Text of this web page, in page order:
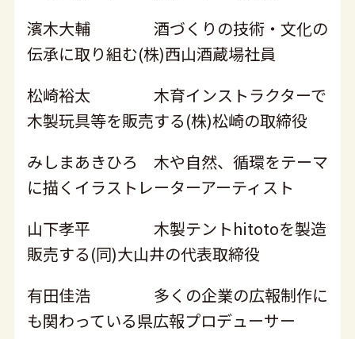
濱木大輔 酒づくりの技術・文化の
伝承に取り組む(株)西山酒蔵場社員
松崎裕太 木育インストラクターで
木製玩具等を販売する(株)松崎の取締役
みしまあきひろ 木や自然、循環をテーマ
に描くイラストレーターアーティスト
山下孝平 木製テントhitotoを製造
販売する(同)大山井の代表取締役
有田佳浩 多くの企業の広報制作に
も関わっている県広報プロデューサー